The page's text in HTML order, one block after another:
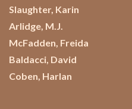
Slaughter, Karin
Arlidge, M.J.
McFadden, Freida
Baldacci, David
Coben, Harlan